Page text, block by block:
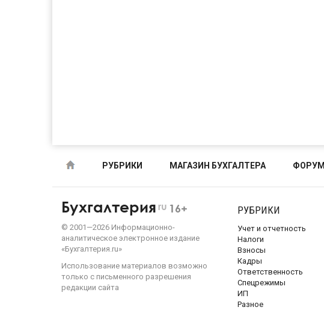
РУБРИКИ МАГАЗИН БУХГАЛТЕРА ФОРУМ
Бухгалтерия ru 16+
© 2001—2026 Информационно-
аналитическое электронное издание
«Бухгалтерия.ru»
Использование материалов возможно
только с письменного разрешения
редакции сайта
РУБРИКИ
Учет и отчетность
Налоги
Взносы
Кадры
Ответственность
Спецрежимы
ИП
Разное